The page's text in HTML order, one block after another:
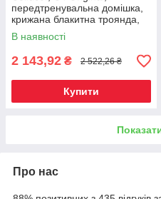
передтренувальна домішка,
крижана блакитна троянда,
267 унцій (9,4 унції) Київ, Київ
В наявності
2 143,92 ₴ 2 522,26 ₴
Купити
Про нас